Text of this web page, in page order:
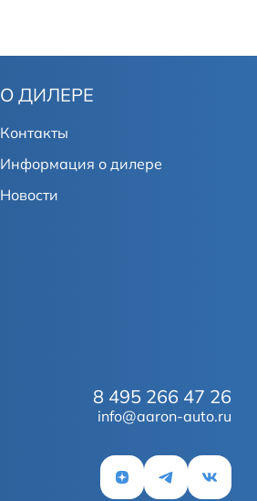
О ДИЛЕРЕ
Контакты
Информация о дилере
Новости
8 495 266 47 26
info@aaron-auto.ru